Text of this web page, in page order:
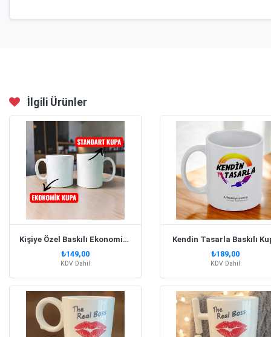
İlgili Ürünler
Kişiye Özel Baskılı Ekonomik Beyaz Kupa Bardak
₺149,00
KDV Dahil
Kendin Tasarla Baskılı
₺189,00
KDV Dahil